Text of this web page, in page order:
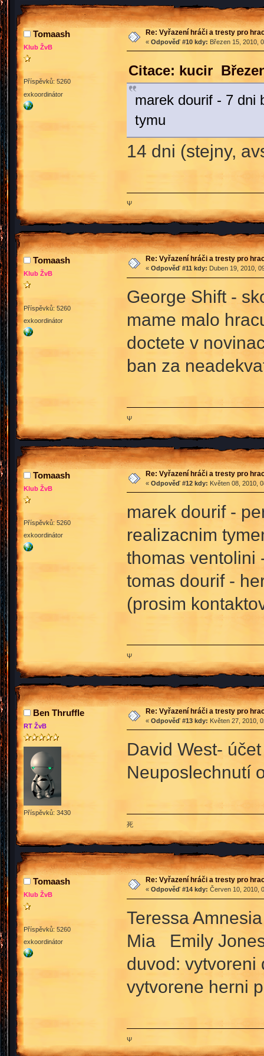
Tomaash
Klub ŽvB
Příspěvků: 5260
exkoordinátor
Re: Vyřazení hráči a tresty pro
« Odpověď #10 kdy: Březen 15, 2010,
Citace: kucir
marek dourif - 7 dni
tymu
14 dni (stejny,
Ψ
Tomaash
Klub ŽvB
Příspěvků: 5260
exkoordinátor
Re: Vyřazení hráči a tresty pro
« Odpověď #11 kdy: Duben 19, 2010,
George Shift -
mame malo
doctete v
ban za
Ψ
Tomaash
Klub ŽvB
Příspěvků: 5260
exkoordinátor
Re: Vyřazení hráči a tresty pro
« Odpověď #12 kdy: Květen 08, 2010,
marek dourif -
realizacnim
thomas ventolini
tomas dourif -
(prosim
Ψ
Ben Thruffle
RT ŽvB
Příspěvků: 3430
Re: Vyřazení hráči a tresty pro
« Odpověď #13 kdy: Květen 27, 2010,
David West-
Neuposlechnutí
死
Tomaash
Klub ŽvB
Příspěvků: 5260
exkoordinátor
Re: Vyřazení hráči a tresty pro
« Odpověď #14 kdy: Červen 10, 2010,
Teressa
Mia Emily
duvod: vytvoreni
vytvorene herni
Ψ